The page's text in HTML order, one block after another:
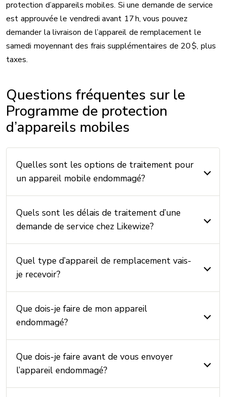
protection d’appareils mobiles. Si une demande de service
est approuvée le vendredi avant 17 h, vous pouvez
demander la livraison de l’appareil de remplacement le
samedi moyennant des frais supplémentaires de 20 $, plus
taxes.
Questions fréquentes sur le
Programme de protection
d’appareils mobiles
Quelles sont les options de traitement pour
un appareil mobile endommagé?
Quels sont les délais de traitement d’une
demande de service chez Likewize?
Quel type d’appareil de remplacement vais-
je recevoir?
Que dois-je faire de mon appareil
endommagé?
Que dois-je faire avant de vous envoyer
l’appareil endommagé?